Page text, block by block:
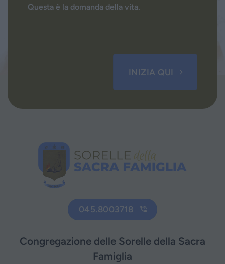
Questa è la domanda della vita.
INIZIA QUI
045.8003718
Congregazione delle Sorelle della Sacra
Famiglia